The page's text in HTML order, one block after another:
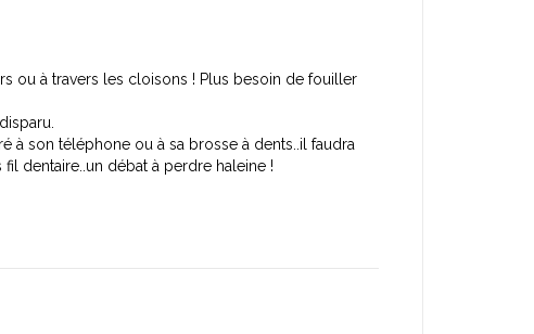
ou à travers les cloisons ! Plus besoin de fouiller
à son téléphone ou à sa brosse à dents..il faudra
dentaire..un débat à perdre haleine !